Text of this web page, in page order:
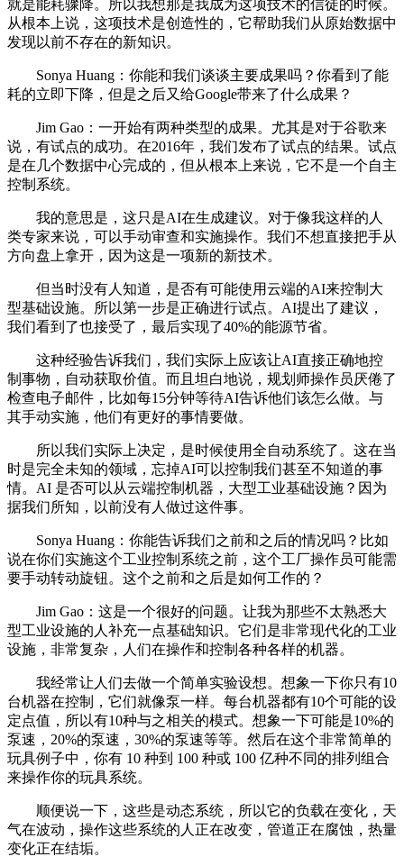
就是能耗骤降。所以我想那是我成为这项技术的信徒的时候。
从根本上说，这项技术是创造性的，它帮助我们从原始数据中
发现以前不存在的新知识。
Sonya Huang：你能和我们谈谈主要成果吗？你看到了能
耗的立即下降，但是之后又给Google带来了什么成果？
Jim Gao：一开始有两种类型的成果。尤其是对于谷歌来
说，有试点的成功。在2016年，我们发布了试点的结果。试点
是在几个数据中心完成的，但从根本上来说，它不是一个自主
控制系统。
我的意思是，这只是AI在生成建议。对于像我这样的人
类专家来说，可以手动审查和实施操作。我们不想直接把手从
方向盘上拿开，因为这是一项新的新技术。
但当时没有人知道，是否有可能使用云端的AI来控制大
型基础设施。所以第一步是正确进行试点。AI提出了建议，
我们看到了也接受了，最后实现了40%的能源节省。
这种经验告诉我们，我们实际上应该让AI直接正确地控
制事物，自动获取价值。而且坦白地说，规划师操作员厌倦了
检查电子邮件，比如每15分钟等待AI告诉他们该怎么做。与
其手动实施，他们有更好的事情要做。
所以我们实际上决定，是时候使用全自动系统了。这在当
时是完全未知的领域，忘掉AI可以控制我们甚至不知道的事
情。AI 是否可以从云端控制机器，大型工业基础设施？因为
据我们所知，以前没有人做过这件事。
Sonya Huang：你能告诉我们之前和之后的情况吗？比如
说在你们实施这个工业控制系统之前，这个工厂操作员可能需
要手动转动旋钮。这个之前和之后是如何工作的？
Jim Gao：这是一个很好的问题。让我为那些不太熟悉大
型工业设施的人补充一点基础知识。它们是非常现代化的工业
设施，非常复杂，人们在操作和控制各种各样的机器。
我经常让人们去做一个简单实验设想。想象一下你只有10
台机器在控制，它们就像泵一样。每台机器都有10个可能的设
定点值，所以有10种与之相关的模式。想象一下可能是10%的
泵速，20%的泵速，30%的泵速等等。然后在这个非常简单的
玩具例子中，你有 10 种到 100 种或 100 亿种不同的排列组合
来操作你的玩具系统。
顺便说一下，这些是动态系统，所以它的负载在变化，天
气在波动，操作这些系统的人正在改变，管道正在腐蚀，热量
变化正在结垢。